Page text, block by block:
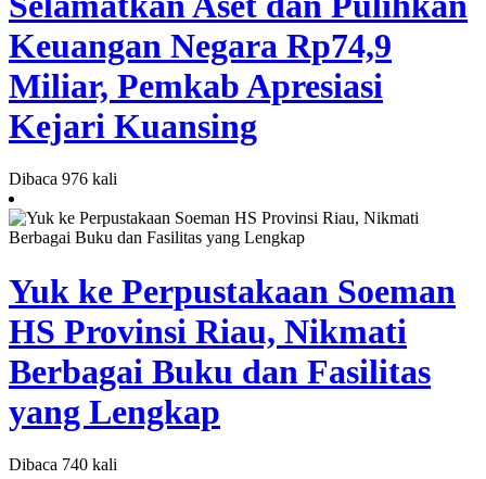
Keuangan Negara Rp74,9
Miliar, Pemkab Apresiasi
Kejari Kuansing
Dibaca 976 kali
Yuk ke Perpustakaan Soeman
HS Provinsi Riau, Nikmati
Berbagai Buku dan Fasilitas
yang Lengkap
Dibaca 740 kali